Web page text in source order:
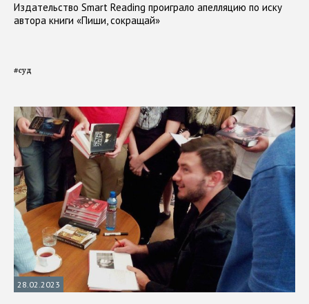
Издательство Smart Reading проиграло апелляцию по иску
автора книги «Пиши, сокращай»
#суд
28.02.2023